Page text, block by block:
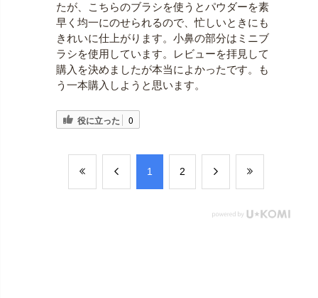
たが、こちらのブラシを使うとパウダーを素
早く均一にのせられるので、忙しいときにも
きれいに仕上がります。小鼻の部分はミニブ
ラシを使用しています。レビューを拝見して
購入を決めましたが本当によかったです。も
う一本購入しようと思います。
役に立った 0
​1 ​2